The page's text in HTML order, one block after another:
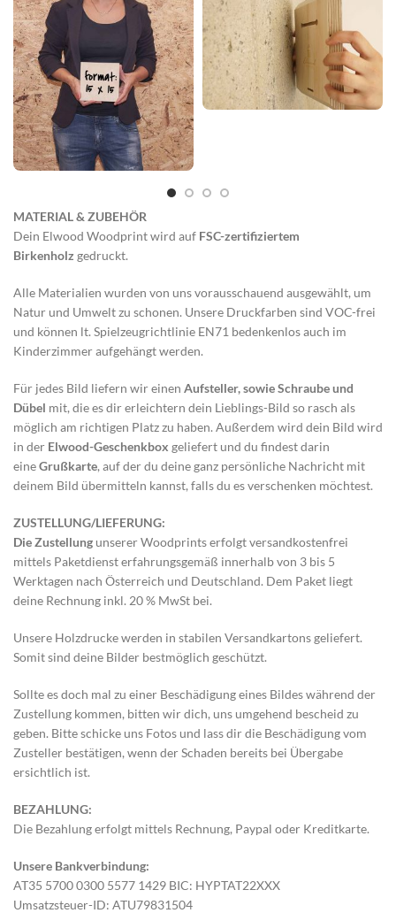
MATERIAL & ZUBEHÖR
Dein Elwood Woodprint wird auf FSC-zertifiziertem
Birkenholz gedruckt.
Alle Materialien wurden von uns vorausschauend ausgewählt, um
Natur und Umwelt zu schonen. Unsere Druckfarben sind VOC-frei
und können lt. Spielzeugrichtlinie EN71 bedenkenlos auch im
Kinderzimmer aufgehängt werden.
Für jedes Bild liefern wir einen Aufsteller, sowie Schraube und
Dübel mit, die es dir erleichtern dein Lieblings-Bild so rasch als
möglich am richtigen Platz zu haben. Außerdem wird dein Bild wird
in der Elwood-Geschenkbox geliefert und du findest darin
eineGrußkarte, auf der du deine ganz persönliche Nachricht mit
deinem Bild übermitteln kannst, falls du es verschenken möchtest.
ZUSTELLUNG/LIEFERUNG:
Die Zustellung unserer Woodprints erfolgt versandkostenfrei
mittels Paketdienst erfahrungsgemäß innerhalb von 3 bis 5
Werktagen nach Österreich und Deutschland. Dem Paket liegt
deine Rechnung inkl. 20 % MwSt bei.
Unsere Holzdrucke werden in stabilen Versandkartons geliefert.
Somit sind deine Bilder bestmöglich geschützt.
Sollte es doch mal zu einer Beschädigung eines Bildes während der
Zustellung kommen, bitten wir dich, uns umgehend bescheid zu
geben. Bitte schicke uns Fotos und lass dir die Beschädigung vom
Zusteller bestätigen, wenn der Schaden bereits bei Übergabe
ersichtlich ist.
BEZAHLUNG:
Die Bezahlung erfolgt mittels Rechnung, Paypal oder Kreditkarte.
Unsere Bankverbindung:
AT35 5700 0300 5577 1429 BIC: HYPTAT22XXX
Umsatzsteuer-ID: ATU79831504